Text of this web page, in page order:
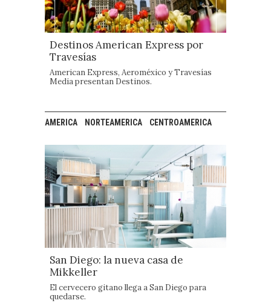
Destinos American Express por
Travesías
American Express, Aeroméxico y Travesías
Media presentan Destinos.
AMERICA NORTEAMERICA CENTROAMERICA
San Diego: la nueva casa de
Mikkeller
El cervecero gitano llega a San Diego para
quedarse.